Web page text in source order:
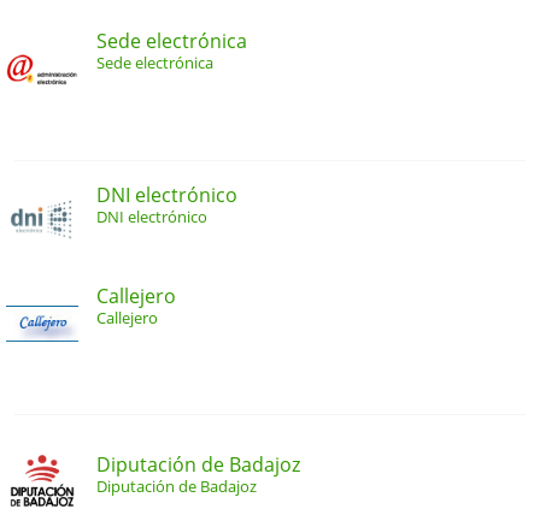
Sede electrónica
Sede electrónica
DNI electrónico
DNI electrónico
Callejero
Callejero
Diputación de Badajoz
Diputación de Badajoz